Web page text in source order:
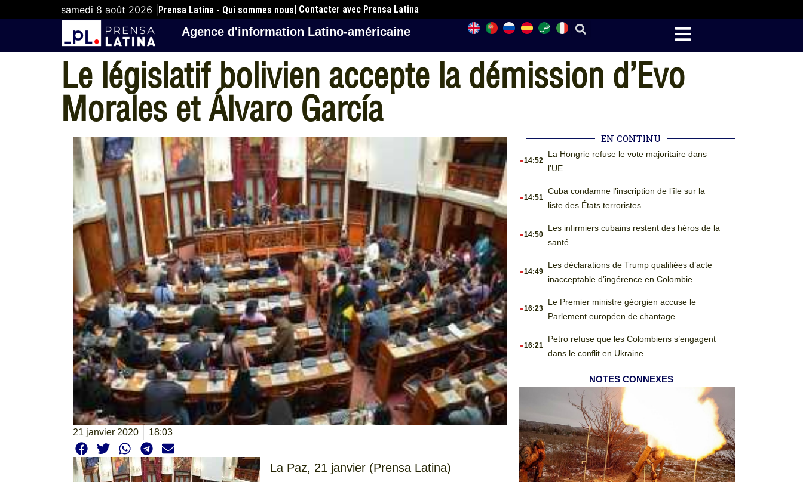
samedi 8 août 2026 | Prensa Latina - Qui sommes nous| Contacter avec Prensa Latina
Agence d'information Latino-américaine
Le législatif bolivien accepte la démission d’Evo
Morales et Álvaro García
21 janvier 2020 18:03
La Paz, 21 janvier (Prensa Latina)
EN CONTINU
.14:52
La Hongrie refuse le vote majoritaire dans
l’UE
.14:51
Cuba condamne l’inscription de l’île sur la
liste des États terroristes
.14:50
Les infirmiers cubains restent des héros de la
santé
.14:49
Les déclarations de Trump qualifiées d’acte
inacceptable d’ingérence en Colombie
.16:23
Le Premier ministre géorgien accuse le
Parlement européen de chantage
.16:21
Petro refuse que les Colombiens s’engagent
dans le conflit en Ukraine
NOTES CONNEXES